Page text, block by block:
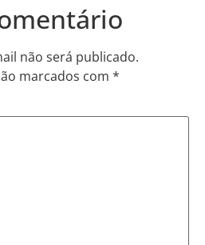
não será publicado.
marcados com *